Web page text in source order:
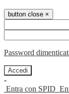
button close ×
Password
-
Entra con SPID